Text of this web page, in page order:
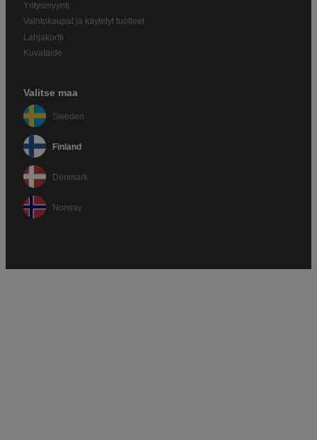
Yritysmyynti
Vaihtokaupat ja käytetyt tuotteet
Lahjakortti
Kuvataide
Valitse maa
Sweden
Finland
Denmark
Norway